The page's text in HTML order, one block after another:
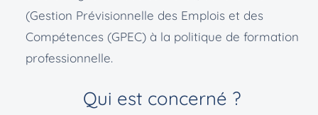
(Gestion Prévisionnelle des Emplois et des
Compétences (GPEC) à la politique de formation
professionnelle.
Qui est concerné ?